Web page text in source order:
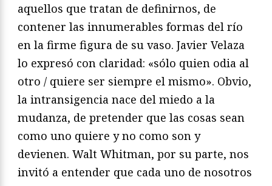
aquellos que tratan de definirnos, de
contener las innumerables formas del río
en la firme figura de su vaso. Javier Velaza
lo expresó con claridad: «sólo quien odia al
otro / quiere ser siempre el mismo». Obvio,
la intransigencia nace del miedo a la
mudanza, de pretender que las cosas sean
como uno quiere y no como son y
devienen. Walt Whitman, por su parte, nos
invitó a entender que cada uno de nosotros